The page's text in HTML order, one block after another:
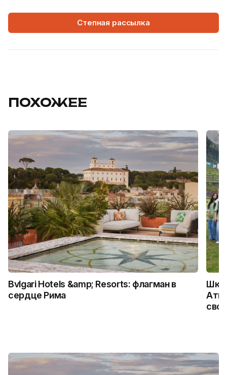
Степная рассылка
ПОХОЖЕЕ
Bvlgari Hotels &amp; Resorts: флагман в
сердце Рима